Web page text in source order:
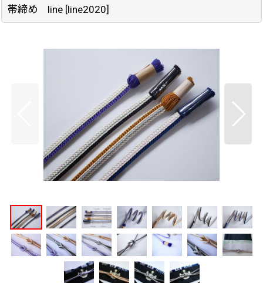
帯締め line [line2020]